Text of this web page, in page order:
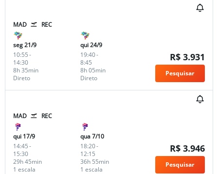
MAD REC
seg 21/9
10:55-
14:30
Direto
8h 35min
qui 24/9
19:40-
8:45
Direto
8h 05min
R$ 3.931
Pesquisar
MAD REC
qui 17/9
14:45-
15:30
1 escala
29h 45min
qua 7/10
18:20-
12:15
1 escala
36h 55min
R$ 3.946
Pesquisar